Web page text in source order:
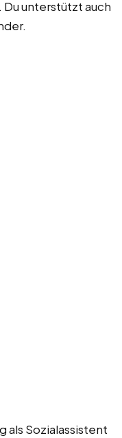
unterstützt auch
als Sozialassistent